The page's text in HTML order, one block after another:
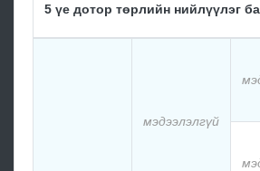
5 үе дотор төрлийн нийлүүлэг
мэдээлэлгүй